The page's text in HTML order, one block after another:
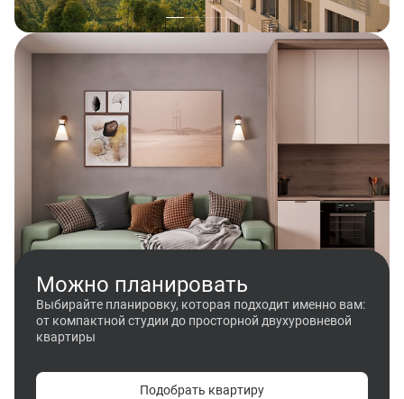
Можно планировать
Выбирайте планировку, которая подходит именно вам:
от компактной студии до просторной двухуровневой
квартиры
Подобрать квартиру